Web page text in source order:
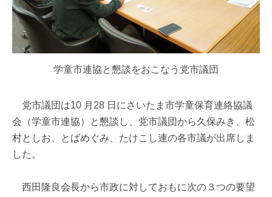
学童市連協と懇談をおこなう党市議団
党市議団は10 月28 日にさいたま市学童保育連絡協議
会（学童市連協）と懇談し、党市議団から久保みき、松
村としお、とばめぐみ、たけこし連の各市議が出席しま
した。
西田隆良会長から市政に対しておもに次の３つの要望